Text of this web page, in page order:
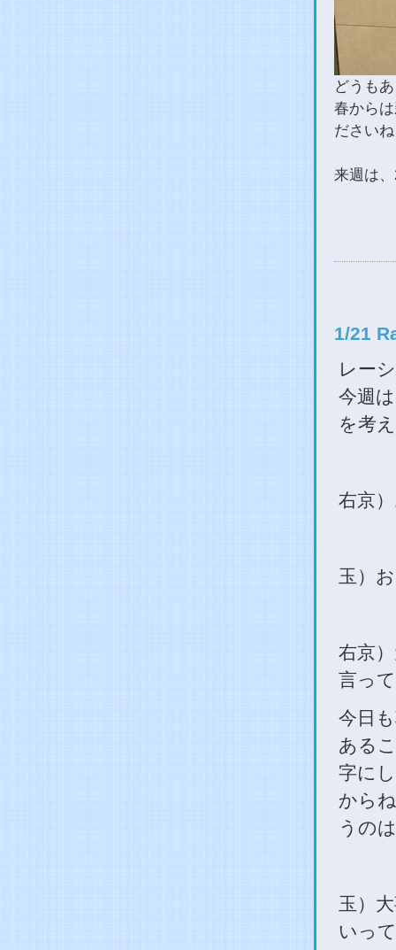
どうも
春から
ださい
来週は
1/21
レー
今週
を考
右京
玉）
右京
言っ
今日
ある
字に
から
うの
玉）
いっ